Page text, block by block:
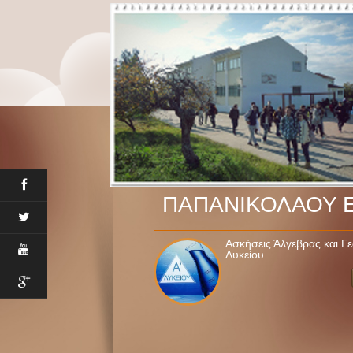
ΠΑΠΑΝΙΚΟΛΑΟΥ
Ασκήσεις Άλγεβρας και
Λυκείου.....
Ασκήσεις Άλγεβρας και
Λυκείου, ασκήσεις